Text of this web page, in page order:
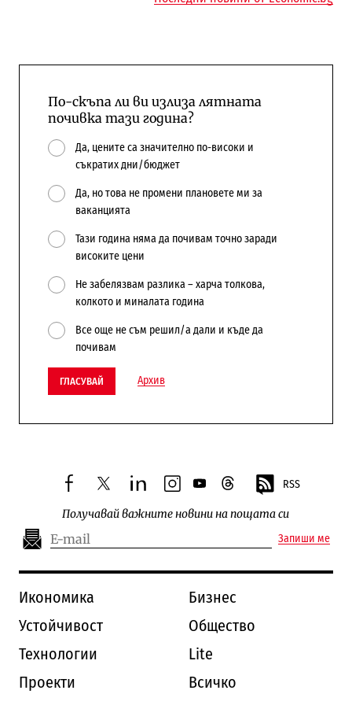
По-скъпа ли ви излиза лятната
почивка тази година?
Да, цените са значително по-високи и
съкратих дни/бюджет
Да, но това не промени плановете ми за
ваканцията
Тази година няма да почивам точно заради
високите цени
Не забелязвам разлика – харча толкова,
колкото и миналата година
Все още не съм решил/а дали и къде да
почивам
ГЛАСУВАЙ Архив
facebooktwitterlinkedininstagram
youtubethreads RSS
Получавай важните новини на пощата си
Запиши ме
Икономика
Бизнес
Устойчивост
Общество
Технологии
Lite
Проекти
Всичко